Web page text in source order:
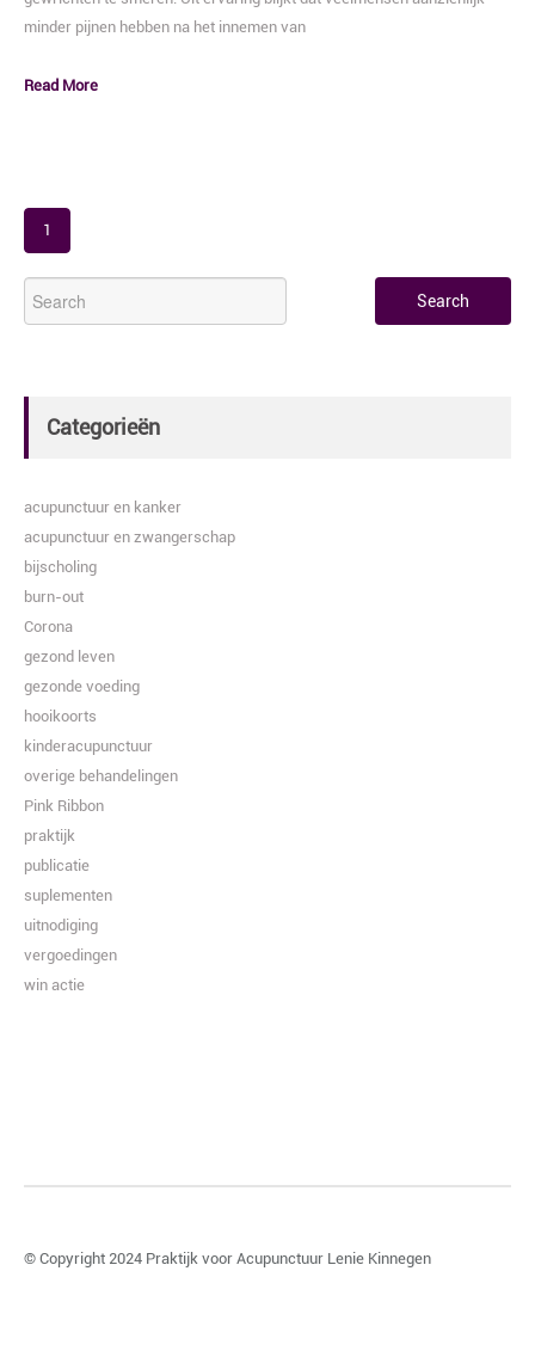
minder pijnen hebben na het innemen van
Read More
1
Categorieën
acupunctuur en kanker
acupunctuur en zwangerschap
bijscholing
burn-out
Corona
gezond leven
gezonde voeding
hooikoorts
kinderacupunctuur
overige behandelingen
Pink Ribbon
praktijk
publicatie
suplementen
uitnodiging
vergoedingen
win actie
© Copyright 2024 Praktijk voor Acupunctuur Lenie Kinnegen